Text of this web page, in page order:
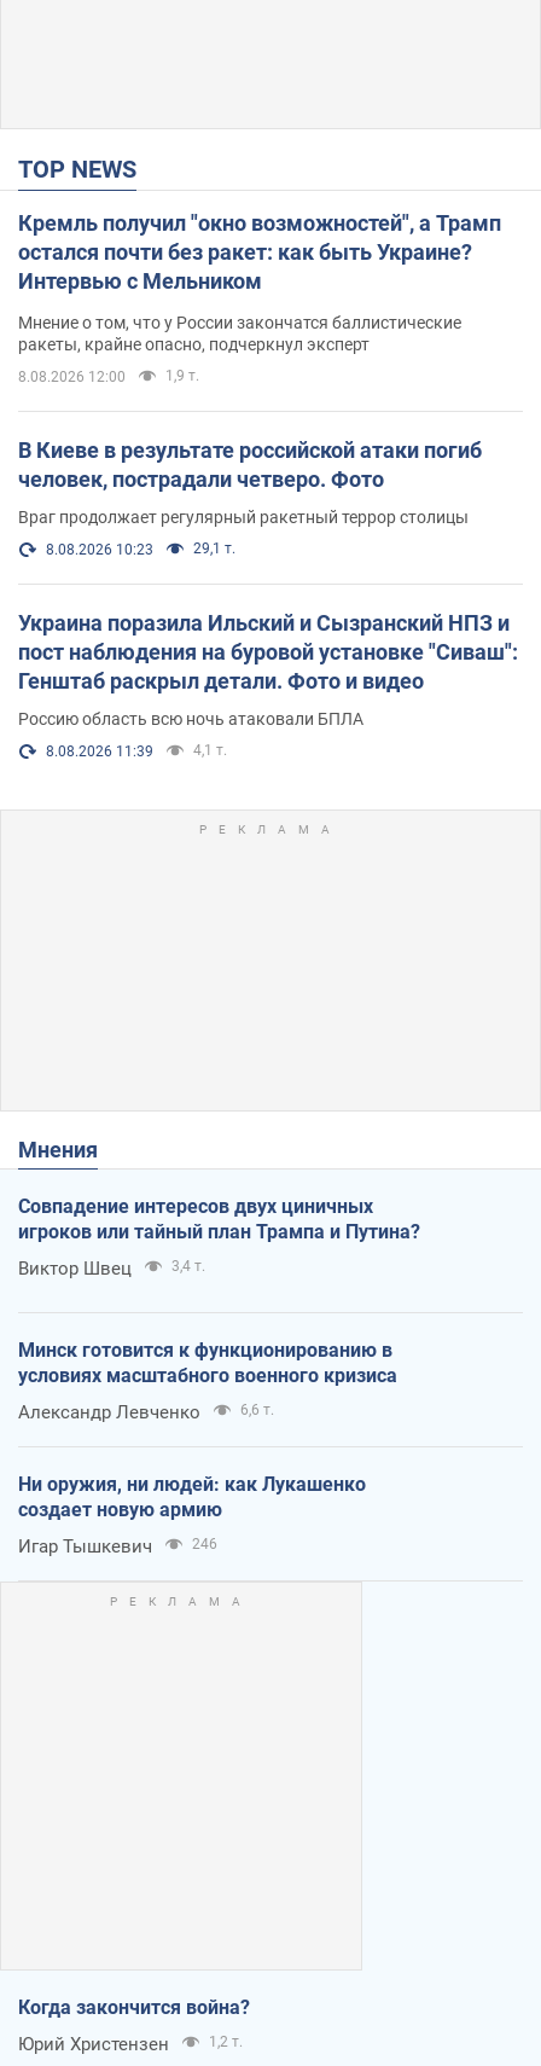
TOP NEWS
Кремль получил "окно возможностей", а Трамп
остался почти без ракет: как быть Украине?
Интервью с Мельником
Мнение о том, что у России закончатся баллистические
ракеты, крайне опасно, подчеркнул эксперт
8.08.2026 12:00 1,9 т.
В Киеве в результате российской атаки погиб
человек, пострадали четверо. Фото
Враг продолжает регулярный ракетный террор столицы
8.08.2026 10:23 29,1 т.
Украина поразила Ильский и Сызранский НПЗ и
пост наблюдения на буровой установке "Сиваш":
Генштаб раскрыл детали. Фото и видео
Россию область всю ночь атаковали БПЛА
8.08.2026 11:39 4,1 т.
Мнения
Совпадение интересов двух циничных
игроков или тайный план Трампа и Путина?
Виктор Швец 3,4 т.
Минск готовится к функционированию в
условиях масштабного военного кризиса
Александр Левченко 6,6 т.
Ни оружия, ни людей: как Лукашенко
создает новую армию
Игар Тышкевич 246
Когда закончится война?
Юрий Христензен 1,2 т.